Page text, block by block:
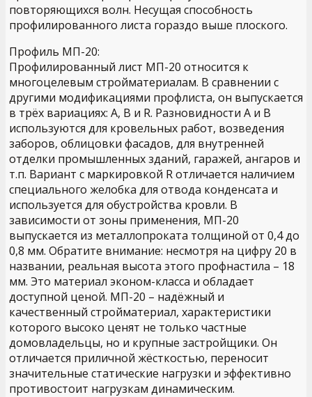
повторяющихся волн. Несущая способность
профилированного листа гораздо выше плоского.
Профиль МП-20:
Профилированный лист МП-20 относится к
многоцелевым cтройматериалам. В сравнении с
другими модификациями профлиста, он выпускается
в трёх вариациях: А, В и R. Разновидности А и В
используются для кровельных работ, возведения
заборов, облицовки фасадов, для внутренней
отделки промышленных зданий, гаражей, ангаров и
т.п. Вариант с маркировкой R отличается наличием
специального желобка для отвода конденсата и
используется для обустройства кровли. В
зависимости от зоны применения, МП-20
выпускается из металлопроката толщиной от 0,4 до
0,8 мм. Обратите внимание: несмотря на цифру 20 в
названии, реальная высота этого профнастила – 18
мм. Это материал эконом-класса и обладает
доступной ценой. МП-20 – надёжный и
качественный стройматериал, характеристики
которого высоко ценят не только частные
домовладельцы, но и крупные застройщики. Он
отличается приличной жёсткостью, переносит
значительные статические нагрузки и эффективно
противостоит нагрузкам динамическим.